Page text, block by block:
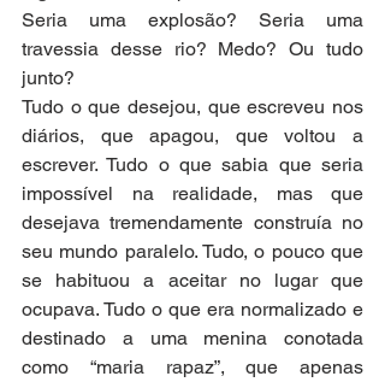
Seria uma explosão? Seria uma
travessia desse rio? Medo? Ou tudo
junto?
Tudo o que desejou, que escreveu nos
diários, que apagou, que voltou a
escrever. Tudo o que sabia que seria
impossível na realidade, mas que
desejava tremendamente construía no
seu mundo paralelo. Tudo, o pouco que
se habituou a aceitar no lugar que
ocupava. Tudo o que era normalizado e
destinado a uma menina conotada
como “maria rapaz”, que apenas